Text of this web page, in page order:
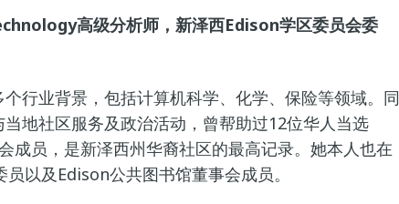
高级分析师，新泽西Edison学区委员会委
行业背景，包括计算机科学、化学、保险等领域。同
地社区服务及政治活动，曾帮助过12位华人当选
成员，是新泽西州华裔社区的最高记录。她本人也在
以及Edison公共图书馆董事会成员。